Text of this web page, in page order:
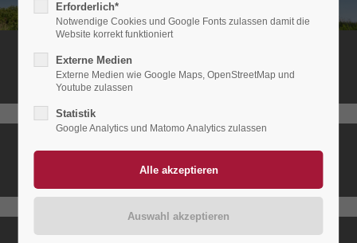
Passwort
Anmelden
Register|Lost your password?
Support
Lorem ipsum dolor sit amet:
Stationäres
Hospiz
Ambulanter
Erforderlich*
Notwendige Cookies und Google Fonts zulassen damit die
Website korrekt funktioniert
Externe Medien
Externe Medien wie Google Maps, OpenStreetMap und
Youtube zulassen
Statistik
Google Analytics und Matomo Analytics zulassen